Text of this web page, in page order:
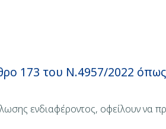
του Ν.4957/2022 όπως
ενδιαφέροντος, οφείλουν να